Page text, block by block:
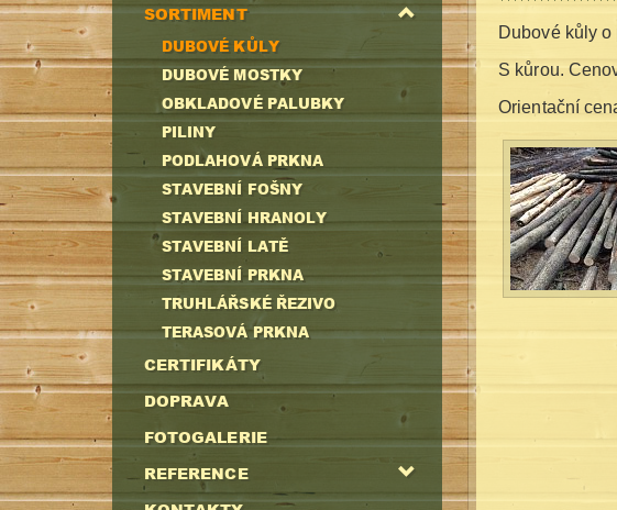
SORTIMENT
DUBOVÉ KŮLY
DUBOVÉ MOSTKY
OBKLADOVÉ PALUBKY
PILINY
PODLAHOVÁ PRKNA
STAVEBNÍ FOŠNY
STAVEBNÍ HRANOLY
STAVEBNÍ LATĚ
STAVEBNÍ PRKNA
TRUHLÁŘSKÉ ŘEZIVO
TERASOVÁ PRKNA
CERTIFIKÁTY
DOPRAVA
FOTOGALERIE
REFERENCE
Dubové kůly
S kůrou.
Orientační